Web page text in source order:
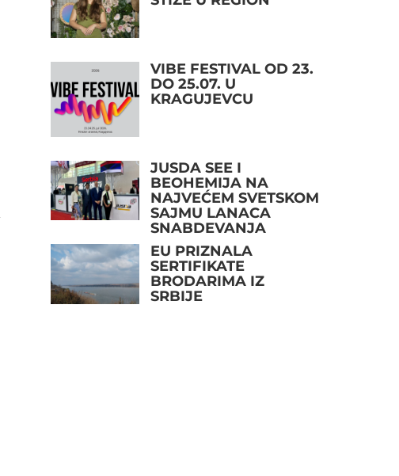
VIBE FESTIVAL OD 23.
DO 25.07. U
KRAGUJEVCU
JUSDA SEE I
BEOHEMIJA NA
NAJVEĆEM SVETSKOM
SAJMU LANACA
SNABDEVANJA
EU PRIZNALA
SERTIFIKATE
BRODARIMA IZ
SRBIJE